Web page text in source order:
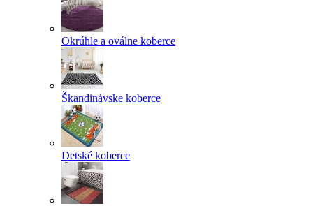
Okrúhle a oválne koberce
Škandinávske koberce
Detské koberce